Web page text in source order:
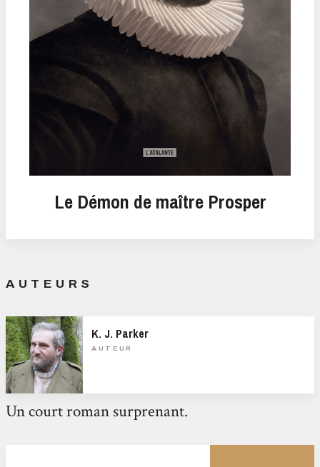
Le Démon de maître Prosper
AUTEURS
K. J. Parker
AUTEUR
Un court roman surprenant.